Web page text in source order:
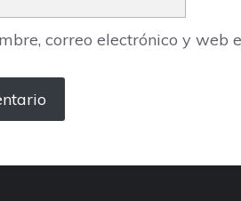
correo electrónico y web